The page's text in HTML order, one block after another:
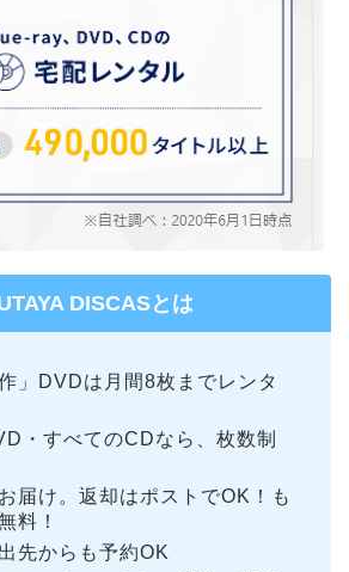
DISCASとは
」DVDは月間8枚までレンタ
・すべてのCDなら、枚数制
届け。返却はポストでOK！も
料！
先からも予約OK